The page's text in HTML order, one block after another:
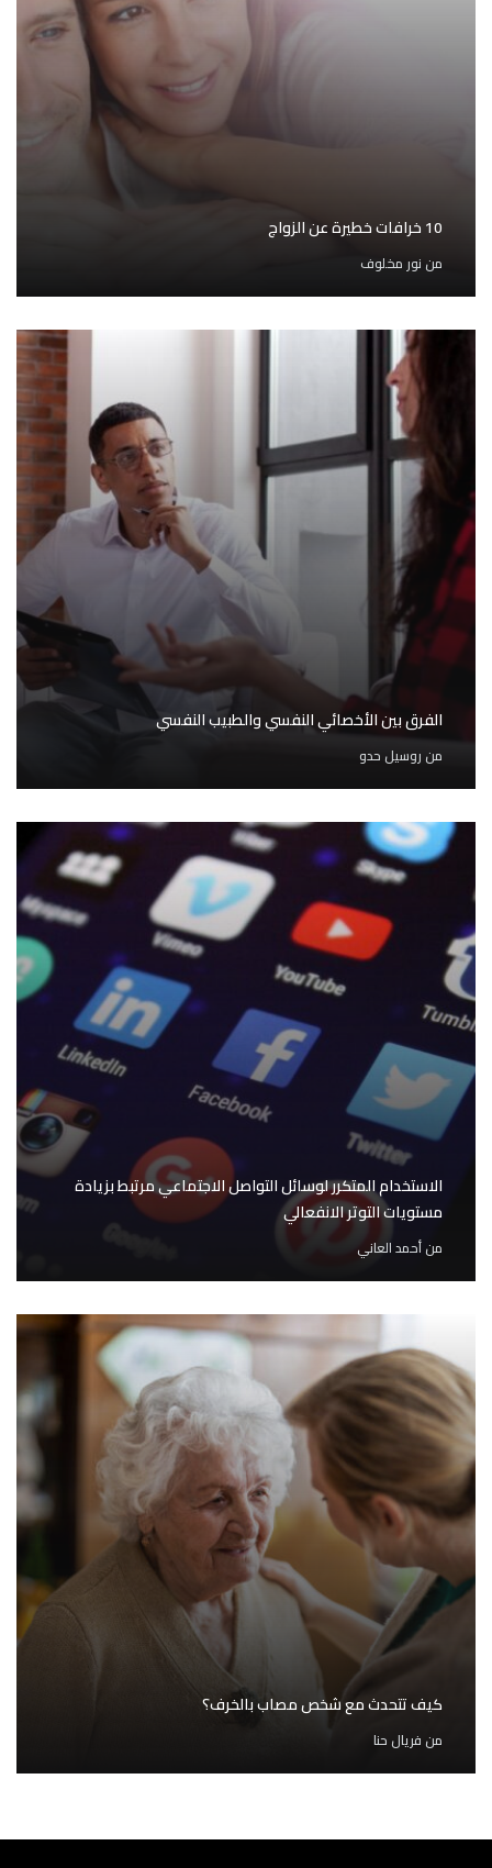
10 خرافات خطيرة عن الزواج
من نور مخلوف
الفرق بين الأخصائي النفسي والطبيب النفسي
من روسيل حدو
الاستخدام المتكرر لوسائل التواصل الاجتماعي مرتبط بزيادة
مستويات التوتر الانفعالي
منأحمد العاني
كيف تتحدث مع شخص مصاب بالخرف؟
من فريال حنا